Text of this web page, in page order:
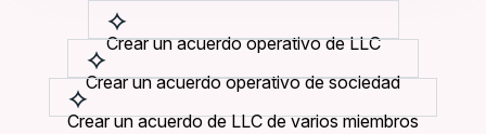
Crear un acuerdo operativo de LLC
Crear un acuerdo operativo de sociedad
Crear un acuerdo de LLC de varios miembros